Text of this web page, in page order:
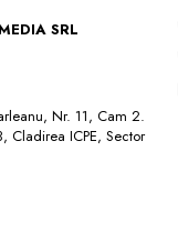
SRL
Nr. 11, Cam 2.
Cladirea ICPE, Sector